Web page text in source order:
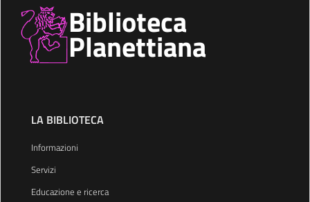
Biblioteca
Planettiana
LA BIBLIOTECA
Informazioni
Servizi
Educazione e ricerca